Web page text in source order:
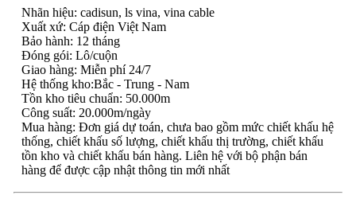
Nhãn hiệu: cadisun, ls vina, vina cable
Xuất xứ: Cáp điện Việt Nam
Bảo hành: 12 tháng
Đóng gói: Lô/cuộn
Giao hàng: Miễn phí 24/7
Hệ thống kho:Bắc - Trung - Nam
Tồn kho tiêu chuẩn: 50.000m
Công suất: 20.000m/ngày
Mua hàng: Đơn giá dự toán, chưa bao gồm mức chiết khấu hệ
thống, chiết khấu số lượng, chiết khấu thị trường, chiết khấu
tồn kho và chiết khấu bán hàng. Liên hệ với bộ phận bán
hàng để được cập nhật thông tin mới nhất